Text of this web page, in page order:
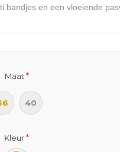
en een vloeiende
Maat *
40
Kleur*